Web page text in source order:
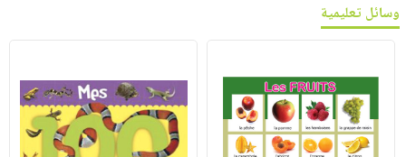
وسائل تعليمية